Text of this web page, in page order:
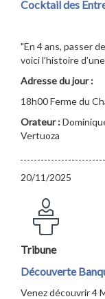
Cocktail des
"En 4 ans, passer
voici l’histoire
Adresse du jour :
18h00 Ferme du
Orateur :
Vertuoza
20/11/2025
Tribune
Découverte
Venez découvrir 4